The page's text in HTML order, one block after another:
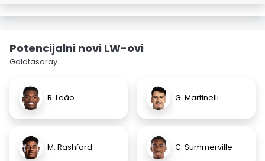
Potencijalni novi LW-ovi
Galatasaray
R. Leão G. Martinelli
M. Rashford C. Summerville